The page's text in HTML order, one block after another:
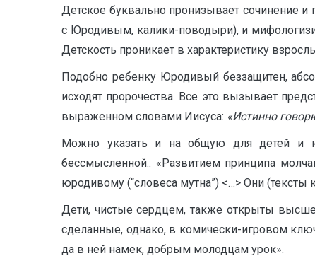
Детское буквально пронизывает сочинение
с Юродивым, калики-поводыри), и
Детскость проникает в характеристику
Подобно ребенку Юродивый беззащитен,
исходят пророчества. Все это вызывает
выраженном словами Иисуса: «Истинно
Можно указать и на общую для детей и
бессмысленной.: «Развитием принципа
юродивому (“словеса мутна”) <…> Они (тексты
Дети, чистые сердцем, также открыты
сделанные, однако, в комически-игровом
да в ней намек, добрым молодцам урок».